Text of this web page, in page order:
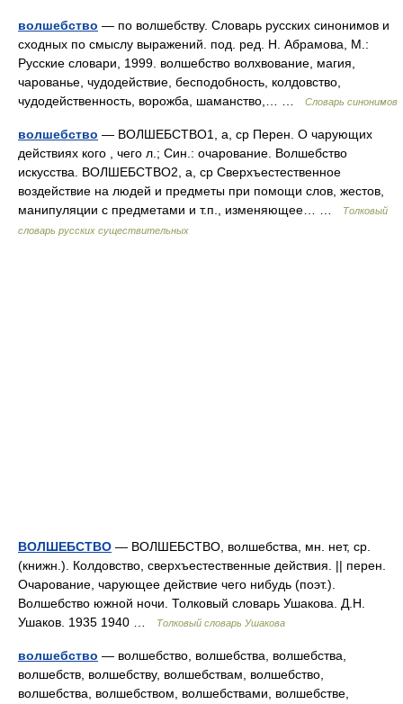
волшебство — по волшебству. Словарь русских синонимов и
сходных по смыслу выражений. под. ред. Н. Абрамова, М.:
Русские словари, 1999. волшебство волхвование, магия,
чарованье, чудодействие, бесподобность, колдовство,
чудодейственность, ворожба, шаманство,… …
Словарь синонимов
волшебство — ВОЛШЕБСТВО1, а, ср Перен. О чарующих
действиях кого , чего л.; Син.: очарование. Волшебство
искусства. ВОЛШЕБСТВО2, а, ср Cверхъестественное
воздействие на людей и предметы при помощи слов, жестов,
манипуляции с предметами и т.п., изменяющее… …
Толковый
словарь русских существительных
ВОЛШЕБСТВО — ВОЛШЕБСТВО, волшебства, мн. нет, ср.
(книжн.). Колдовство, сверхъестественные действия. || перен.
Очарование, чарующее действие чего нибудь (поэт.).
Волшебство южной ночи. Толковый словарь Ушакова. Д.Н.
Ушаков. 1935 1940 …
Толковый словарь Ушакова
волшебство — волшебство, волшебства, волшебства,
волшебств, волшебству, волшебствам, волшебство,
волшебства, волшебством, волшебствами, волшебстве,